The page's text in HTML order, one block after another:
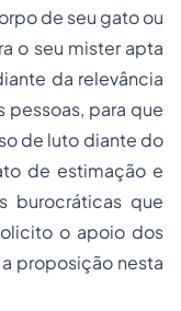
de seu gato ou
o seu mister apta
da relevância
pessoas, para que
de luto diante do
de estimação e
burocráticas que
o apoio dos
proposição nesta